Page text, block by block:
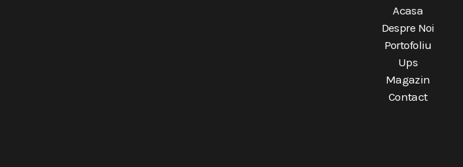
Acasa
Despre Noi
Portofoliu
Ups
Magazin
Contact